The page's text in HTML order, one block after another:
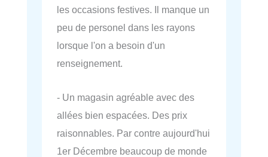
les occasions festives. Il manque un
peu de personel dans les rayons
lorsque l'on a besoin d'un
renseignement.
- Un magasin agréable avec des
allées bien espacées. Des prix
raisonnables. Par contre aujourd'hui
1er Décembre beaucoup de monde